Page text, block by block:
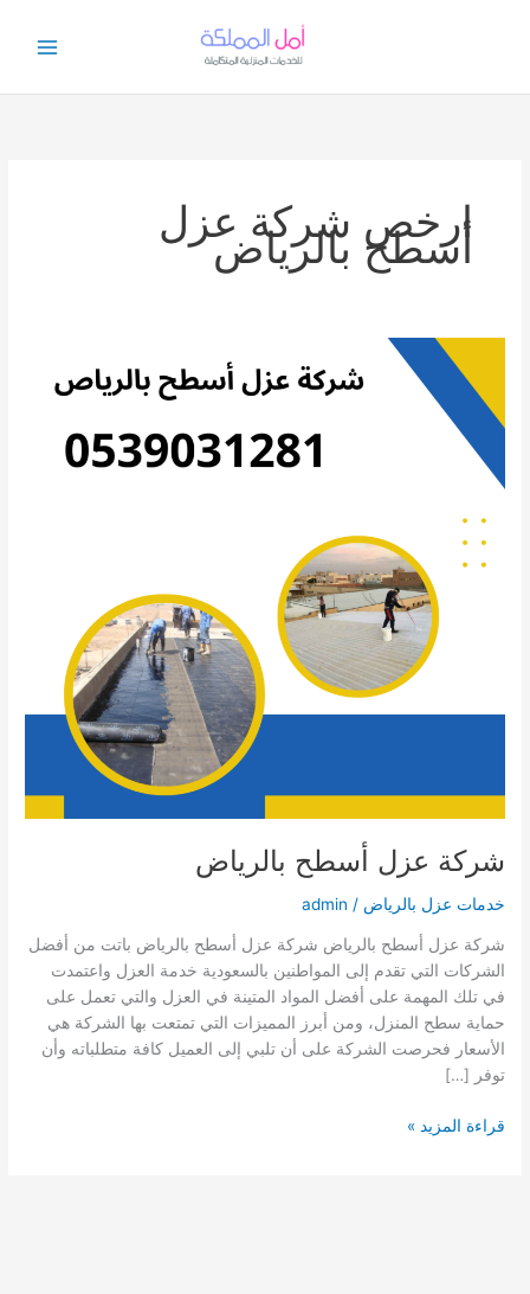
ارخص شركة عزل
أسطح بالرياض
شركة عزل أسطح بالرياض
خدمات عزل بالرياض /
admin
شركة عزل أسطح بالرياض شركة عزل أسطح بالرياض باتت من أفضل
الشركات التي تقدم إلى المواطنين بالسعودية خدمة العزل واعتمدت
في تلك المهمة على أفضل المواد المتينة في العزل والتي تعمل على
حماية سطح المنزل، ومن أبرز المميزات التي تمتعت بها الشركة هي
الأسعار فحرصت الشركة على أن تلبي إلى العميل كافة متطلباته وأن
توفر […]
شركة
قراءة المزيد »